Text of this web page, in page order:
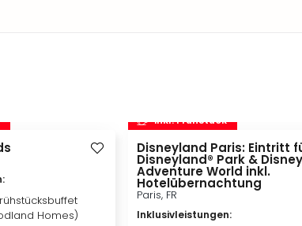
:
Homes)
inkl. Frühstück
Disneyland Paris: Eintritt
Disneyland® Park & Disney
Adventure World inkl.
Hotelübernachtung
Paris, FR
Inklusivleistungen: